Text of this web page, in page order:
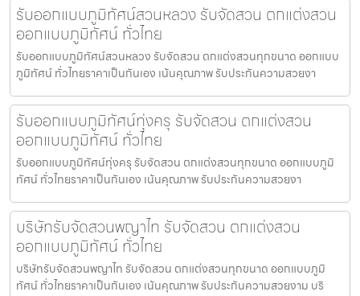
รับออกแบบภูมิทัศน์สวนหลวง รับจัดสวน ตกแต่งสวน
ออกแบบภูมิทัศน์ ทั่วไทย
รับออกแบบภูมิทัศน์สวนหลวง รับจัดสวน ตกแต่งสวนทุกขนาด ออกแบบ
ภูมิทัศน์ ทั่วไทยราคาเป็นกันเอง เน้นคุณภาพ รับประกันความสวยงา
รับออกแบบภูมิทัศน์ทุ่งครุ รับจัดสวน ตกแต่งสวน
ออกแบบภูมิทัศน์ ทั่วไทย
รับออกแบบภูมิทัศน์ทุ่งครุ รับจัดสวน ตกแต่งสวนทุกขนาด ออกแบบภูมิ
ทัศน์ ทั่วไทยราคาเป็นกันเอง เน้นคุณภาพ รับประกันความสวยงา
บริษัทรับจัดสวนพญาไท รับจัดสวน ตกแต่งสวน
ออกแบบภูมิทัศน์ ทั่วไทย
บริษัทรับจัดสวนพญาไท รับจัดสวน ตกแต่งสวนทุกขนาด ออกแบบภูมิ
ทัศน์ ทั่วไทยราคาเป็นกันเอง เน้นคุณภาพ รับประกันความสวยงาม บริ